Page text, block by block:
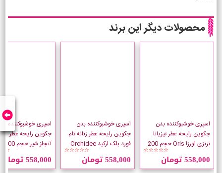
محصولات دیگر این برند
اسپری خوشبوکننده بدن
جکوین رایحه عطر تیزیانا
ترنزی اورزا Oris حجم 200
☆☆☆☆☆
558,000 تومان
اسپری خوشبوکننده بدن
جکوین رایحه عطر زنانه تام
فورد بلک ارکید Orchidee
☆☆☆☆☆
558,000 تومان
اسپری خوشبوکننده
جکوین رایحه عطر
558,000 تومان